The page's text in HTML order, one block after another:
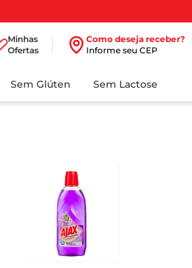
Minhas
Ofertas
Como deseja receber?
Informe seu CEP
Sem Glúten Sem Lactose